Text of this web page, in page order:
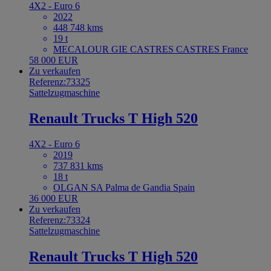
4X2 - Euro 6
2022
448 748 kms
19 t
MECALOUR GIE CASTRES CASTRES France
58 000 EUR
Zu verkaufen
Referenz:73325
Sattelzugmaschine
Renault Trucks T High 520
4X2 - Euro 6
2019
737 831 kms
18 t
OLGAN SA Palma de Gandia Spain
36 000 EUR
Zu verkaufen
Referenz:73324
Sattelzugmaschine
Renault Trucks T High 520